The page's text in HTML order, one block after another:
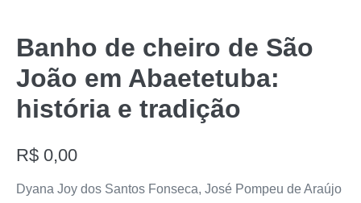
Banho de cheiro de São
João em Abaetetuba:
história e tradição
R$ 0,00
Dyana Joy dos Santos Fonseca, José Pompeu de Araújo